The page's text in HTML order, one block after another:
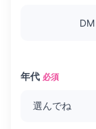
DM
年代 必須